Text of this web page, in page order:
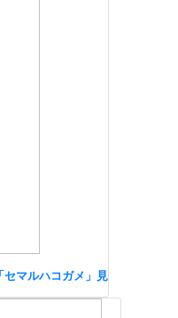
セマルハコガメ」見